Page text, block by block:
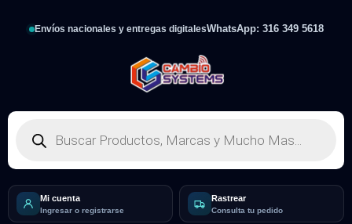
Envíos nacionales y entregas digitalesWhatsApp: 316 349 5618
Mi cuenta
Ingresar o registrarse
Rastrear
Consulta tu pedido